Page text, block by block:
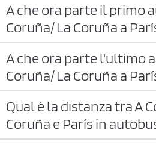
A che ora parte il primo
Coruña/ La Coruña a
A che ora parte l'ultimo
Coruña/ La Coruña a
Qual è la distanza tra A
Coruña e París in